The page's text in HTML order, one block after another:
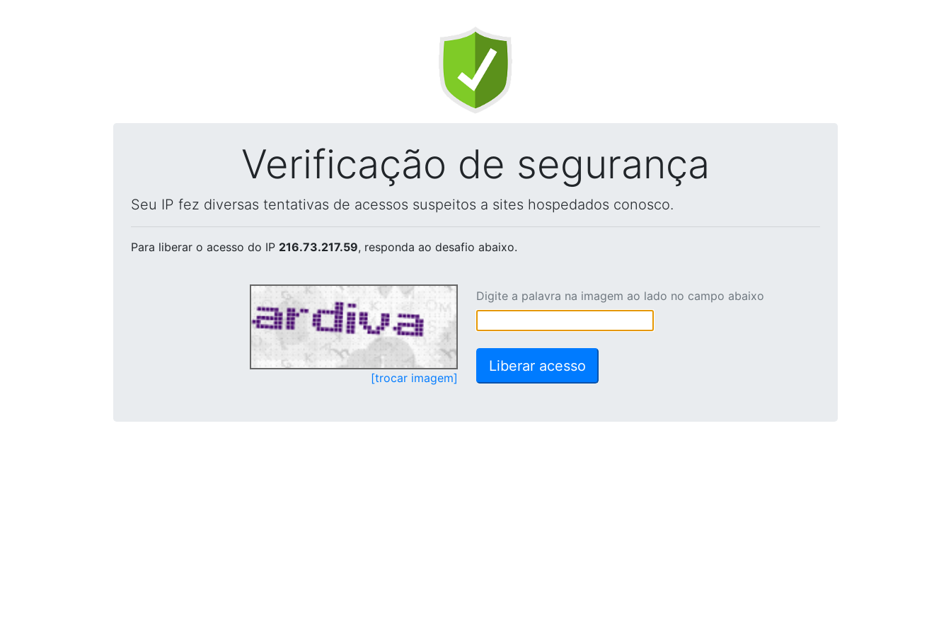
Verificação de segurança
Seu IP fez diversas tentativas de acessos suspeitos a sites hospedados conosco.
Para liberar o acesso do IP 216.73.217.59, responda ao desafio abaixo.
[trocar imagem]
Digite a palavra na imagem ao lado no campo abaixo